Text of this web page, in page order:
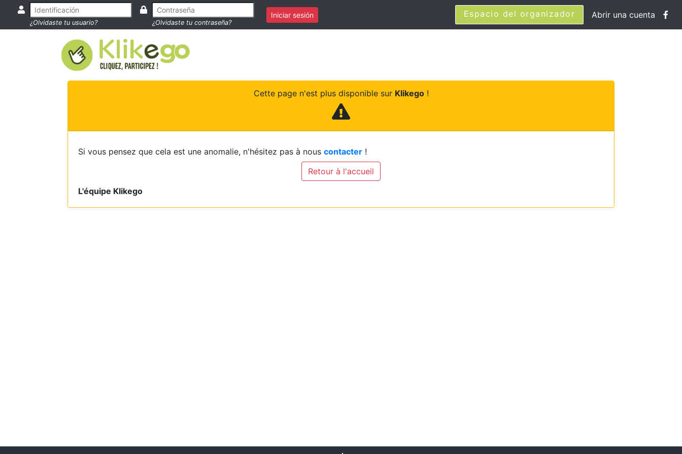
¿Olvidaste tu usuario? ¿Olvidaste tu contraseña?
Iniciar sesión Espacio del organizador Abrir una cuenta
Cette page n'est plus disponible sur Klikego!
Si vous pensez que cela est une anomalie, n'hésitez pas à nous contacter !
Retour à l'accueil
L'équipe Klikego